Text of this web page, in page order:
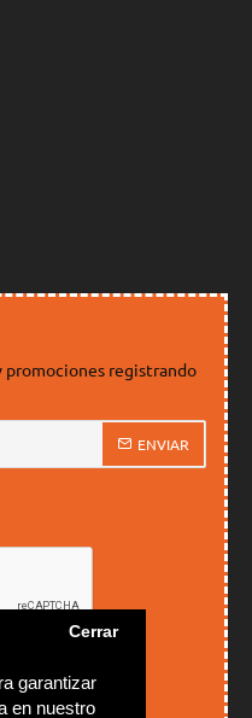
garantizar
en nuestro
Cerrar
promociones registrando
ENVIAR
los